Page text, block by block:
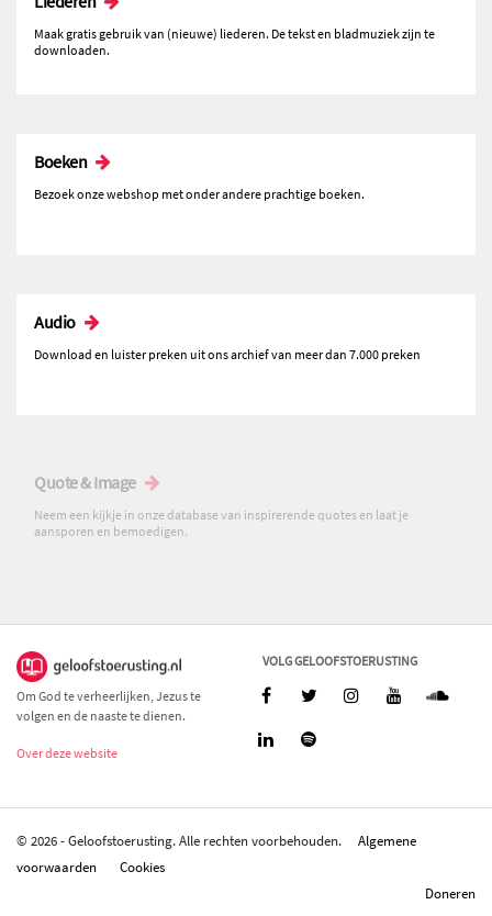
Maak gratis gebruik van (nieuwe) liederen. De tekst en bladmuziek zijn te
downloaden.
Boeken
Bezoek onze webshop met onder andere prachtige boeken.
Audio
Download en luister preken uit ons archief van meer dan 7.000 preken
Quote & Image
Neem een kijkje in onze database van inspirerende quotes en laat je
aansporen en bemoedigen.
Om God te verheerlijken, Jezus te
volgen en de naaste te dienen.
Over deze website
VOLG GELOOFSTOERUSTING
© 2026 - Geloofstoerusting. Alle rechten voorbehouden.
Algemene
voorwaarden
Cookies
Doneren